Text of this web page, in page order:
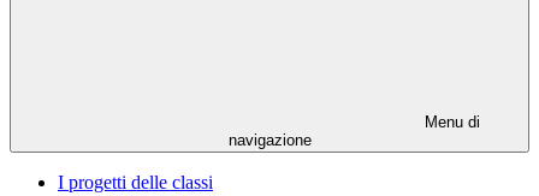
Menu di
navigazione
I progetti delle classi